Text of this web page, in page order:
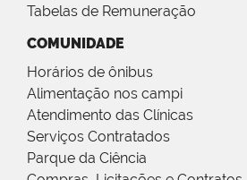
Tabelas de Remuneração
COMUNIDADE
Horários de ônibus
Alimentação nos campi
Atendimento das Clínicas
Serviços Contratados
Parque da Ciência